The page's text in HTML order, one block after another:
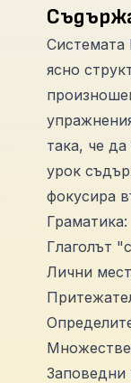
Системата
ясно
така, че
урок
фокусира
Граматика:
Глаголът
Лични
Заповедни